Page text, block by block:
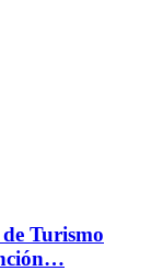
Turismo